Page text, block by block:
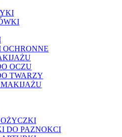
OCZU
TWARZY
DO PAZNOKCI